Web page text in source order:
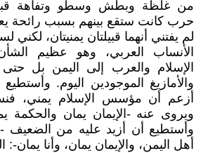
من غلظة وبطش وسطو وتفاهة قبل
حرب كانت ستقع بينهم بسبب رائحة
لم يفتني أنهما قبيلتان يمنيتان،
الأنساب العربي، وهو عظيم
الإسلام والعرب إلى اليمن بل حتى
والأمازيغ الموجودين اليوم.
أزعم أن مؤسس الإسلام يمني،
ويروى عنه -الإيمان يمان والحكمة
وأستطيع أن أزيد عليه من الضعيف -
أهل اليمن، والإيمان يمان، وأنا يمان-: